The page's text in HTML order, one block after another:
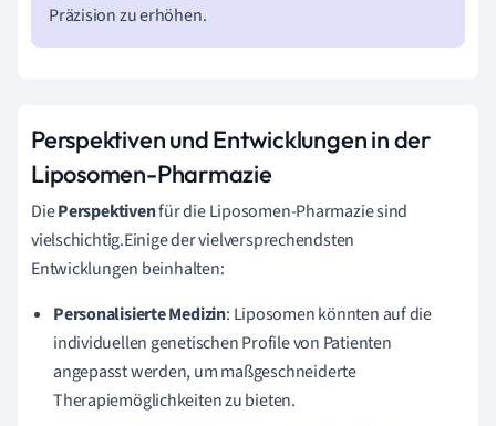
Präzision zu erhöhen.
Perspektiven und Entwicklungen in der
Liposomen-Pharmazie
DiePerspektivenfür die Liposomen-Pharmazie sind
vielschichtig.Einige der vielversprechendsten
Entwicklungen beinhalten:
Personalisierte Medizin: Liposomen könnten auf die
individuellen genetischen Profile von Patienten
angepasst werden, um maßgeschneiderte
Therapiemöglichkeiten zu bieten.